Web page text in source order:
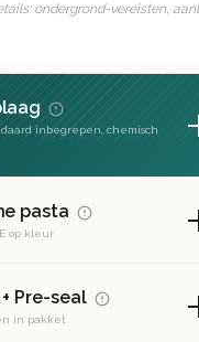
ondergrond-vereisten,
inbegrepen, chemisch
pasta
op kleur
Pre-seal
in pakket